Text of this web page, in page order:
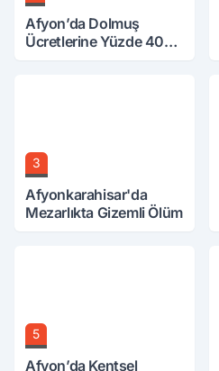
Afyon’da Dolmuş
Ücretlerine Yüzde 40
3
Afyonkarahisar'da
Mezarlıkta Gizemli Ölüm
5
Afyon’da Kentsel